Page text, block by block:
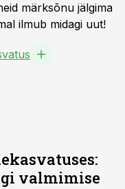
märksõnu jälgima
ilmub midagi uut!
valmimise